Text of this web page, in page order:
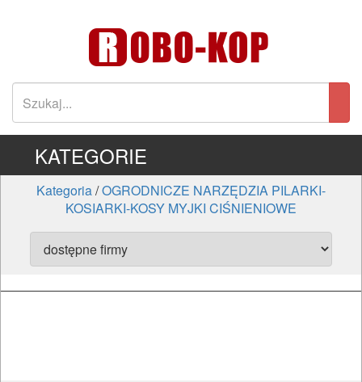
KATEGORIE
Kategoria/OGRODNICZE NARZĘDZIA PILARKI-
KOSIARKI-KOSY MYJKI CIŚNIENIOWE